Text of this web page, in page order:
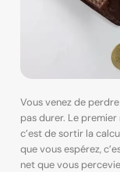
Vous venez de
pas durer. Le
c’est de sortir la
que vous espérez,
net que vous